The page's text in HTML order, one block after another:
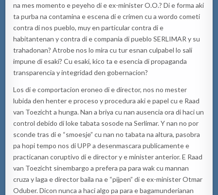
na mes momento e peyeho di e ex-minister O.O.? Di e forma aki
ta purba na contamina e escena di e crimen cu a wordo cometi
contra di nos pueblo, muy en particular contra di e
habitantenan y contra di e compania di pueblo SERLIMAR y su
trahadonan? Atrobe nos lo mira cu tur esnan culpabel lo sali
impune di esaki? Cu esaki, kico ta e esencia di propaganda
transparencia y integridad den gobernacion?
Los di e comportacion eroneo di e director, nos no mester
lubida den henter e proceso y procedura aki e papel cu e Raad
van Toezicht a hunga. Nan a briya cu nan ausencia ora di haci un
control debido di loke tabata sosode na Serlimar. Y nan no por
sconde tras di e “smoesje” cu nan no tabata na altura, pasobra
pa hopi tempo nos di UPP a desenmascara publicamente e
practicanan coruptivo di e director y e minister anterior. E Raad
van Toezicht sinembargo a prefera pa para wak cu mannan
cruza y laga e director baila na e “pijpen” di e ex-minister Otmar
Oduber. Dicon nunca a haci algo pa para e bagamunderianan